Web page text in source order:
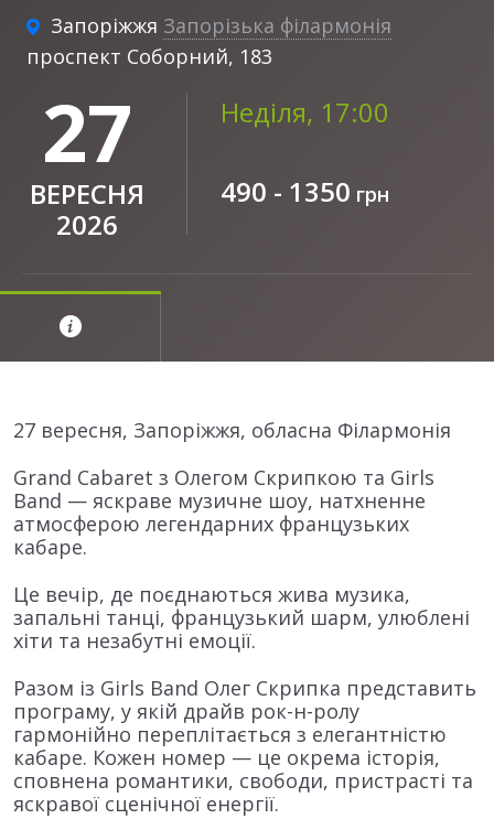
Запоріжжя Запорізька філармонія
проспект Соборний, 183
27
ВЕРЕСНЯ
2026
Неділя, 17:00
490 - 1350 грн
27 вересня, Запоріжжя, обласна Філармонія
Grand Cabaret з Олегом Скрипкою та Girls
Band — яскраве музичне шоу, натхненне
атмосферою легендарних французьких
кабаре.
Це вечір, де поєднаються жива музика,
запальні танці, французький шарм, улюблені
хіти та незабутні емоції.
Разом із Girls Band Олег Скрипка представить
програму, у якій драйв рок-н-ролу
гармонійно переплітається з елегантністю
кабаре. Кожен номер — це окрема історія,
сповнена романтики, свободи, пристрасті та
яскравої сценічної енергії.